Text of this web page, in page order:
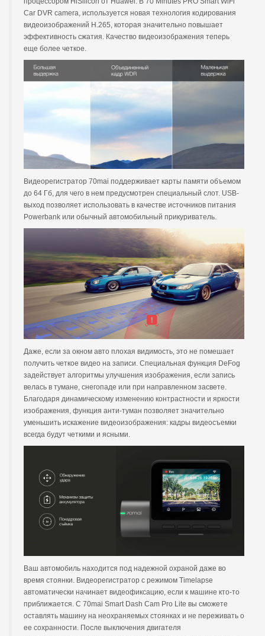
Car DVR camera, используется новая технология кодирования
видеоизображений H.265, которая значительно повышает
эффективность сжатия. Качество видеоизображения теперь
еще более четкое.
Видеорегистратор 70mai поддерживает карты памяти объемом
до 64 Гб, для чего в нем предусмотрен специальный слот. USB-
выход позволяет использовать в качестве источников питания
Powerbank или обычный автомобильный прикуриватель.
Даже, если за окном авто плохая видимость, это не помешает
получить четкое видео на записи. Специальная функция DeFog
задействует алгоритмы улучшения изображения, если запись
велась в тумане, снегопаде или при направленном засвете.
Благодаря динамическому изменению контрастности и яркости
изображения, функция анти-туман позволяет значительно
уменьшить искажение видеоизображения: кадры видеосъемки
всегда будут четкими и ясными.
Ваш автомобиль находится под надежной охраной даже во
время стоянки. Видеорегистратор с режимом Timelapse
автоматически начинает видеофиксацию, если к машине кто-то
приближается. С 70mai Smart Dash Cam Pro Lite вы сможете
оставлять машину на неохраняемых стоянках и не переживать о
ее сохранности. После выключения двигателя